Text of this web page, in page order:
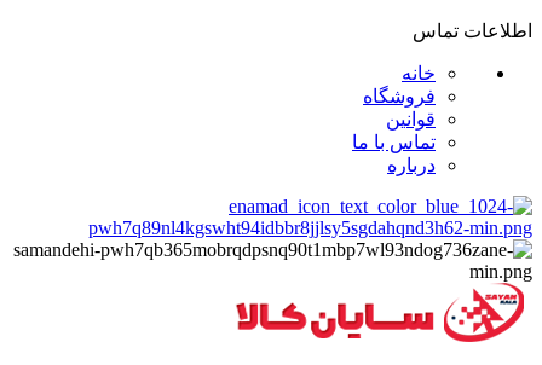
اطلاعات تماس
خانه
فروشگاه
قوانین
تماس با ما
درباره